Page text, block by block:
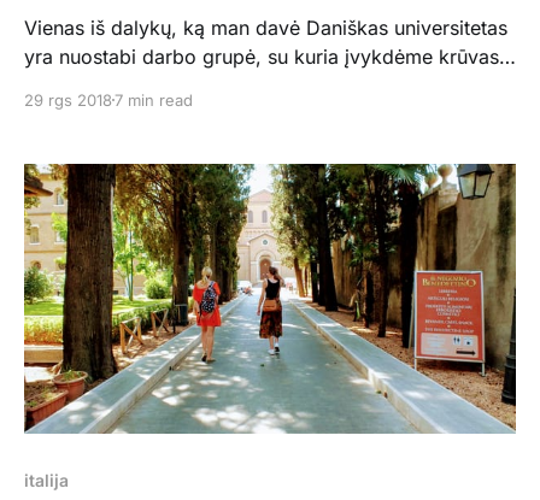
Vienas iš dalykų, ką man davė Daniškas universitetas
yra nuostabi darbo grupė, su kuria įvykdėme krūvas
kultūra, savybės mus vienyjo, o ne skyrė. Liliana -
Kopenhagos. Prie mokslinių darbų ir prie alaus bokalo
29 rgs 20187 min read
italija